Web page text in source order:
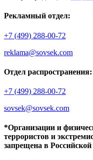
Рекламный отдел:
+7 (499) 288-00-72
reklama@sovsek.com
Отдел распространения:
+7 (499) 288-00-72
sovsek@sovsek.com
*Организации и
террористов и
запрещена в